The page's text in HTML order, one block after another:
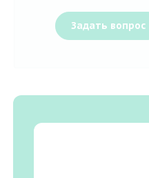
Задать вопрос